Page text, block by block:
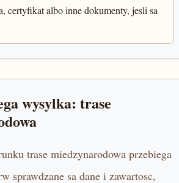
certyfikat albo inne dokumenty, jesli sa
wysylka: trase
trase miedzynarodowa przebiega
sprawdzane sa dane i zawartosc,